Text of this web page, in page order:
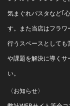
気まぐれパスタなど｢
す。また当店はフラワ
行うスペースとしても
や課題を解決に導くサ
い。
〈お知らせ〉